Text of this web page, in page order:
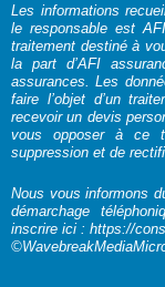
Les informations
le responsable est
traitement destiné à
la part d’AFI
assurances. Les
faire l’objet d’un
recevoir un devis
vous opposer à ce
suppression et de
Nous vous informons
démarchage
inscrire ici : https://